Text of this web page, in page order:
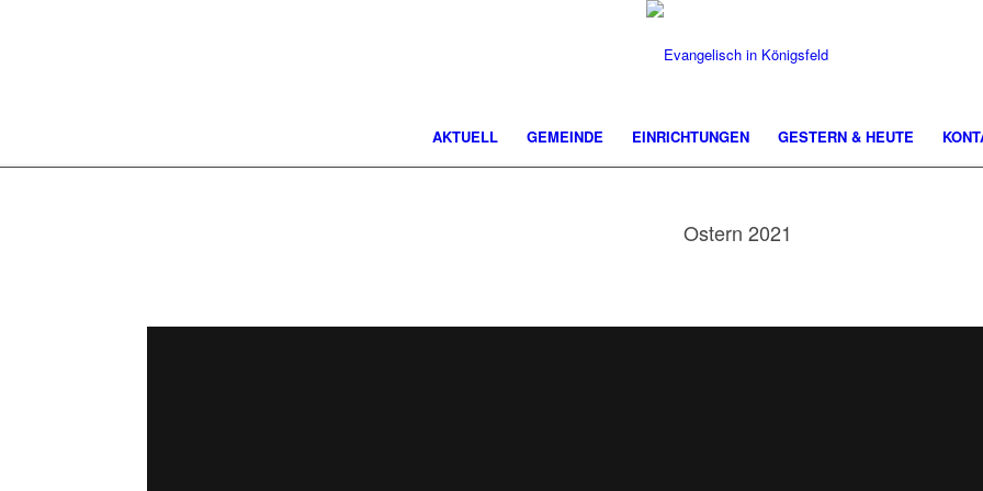
AKTUELL GEMEINDE EINRICHTUNGEN GESTERN & HEUTE
Ostern 2021